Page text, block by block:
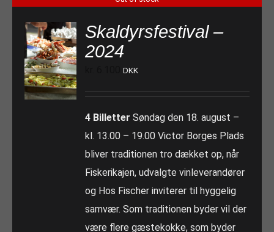
Skaldyrsfestival –
2024
DKK
4 Billetter Søndag den 18. august –
kl. 13.00 – 19.00 Victor Borges Plads
bliver traditionen tro dækket op, når
Fiskerikajen, udvalgte vinleverandører
og Hos Fischer inviterer til hyggelig
samvær. Som traditionen byder vil der
være flere gæstekokke, som byder